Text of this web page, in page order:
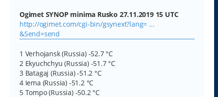
Ogimet SYNOP minima Rusko 27.11.2019 15 UTC
http://ogimet.com/cgi-bin/gsynext?lang= ...
&Send=send
1 Verhojansk (Russia) -52.7 °C
2 Ekyuchchyu (Russia) -51.7 °C
3 Batagaj (Russia) -51.2 °C
4 Iema (Russia) -51.2 °C
5 Tompo (Russia) -50.2 °C